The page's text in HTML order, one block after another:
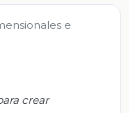
e
crear